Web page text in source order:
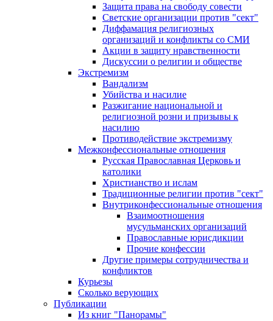
Защита права на свободу совести
Светские организации против "сект"
Диффамация религиозных
организаций и конфликты со СМИ
Акции в защиту нравственности
Дискуссии о религии и обществе
Экстремизм
Вандализм
Убийства и насилие
Разжигание национальной и
религиозной розни и призывы к
насилию
Противодействие экстремизму
Межконфессиональные отношения
Русская Православная Церковь и
католики
Христианство и ислам
Традиционные религии против "сект"
Внутриконфессиональные отношения
Взаимоотношения
мусульманских организаций
Православные юрисдикции
Прочие конфессии
Другие примеры сотрудничества и
конфликтов
Курьезы
Сколько верующих
Публикации
Из книг "Панорамы"